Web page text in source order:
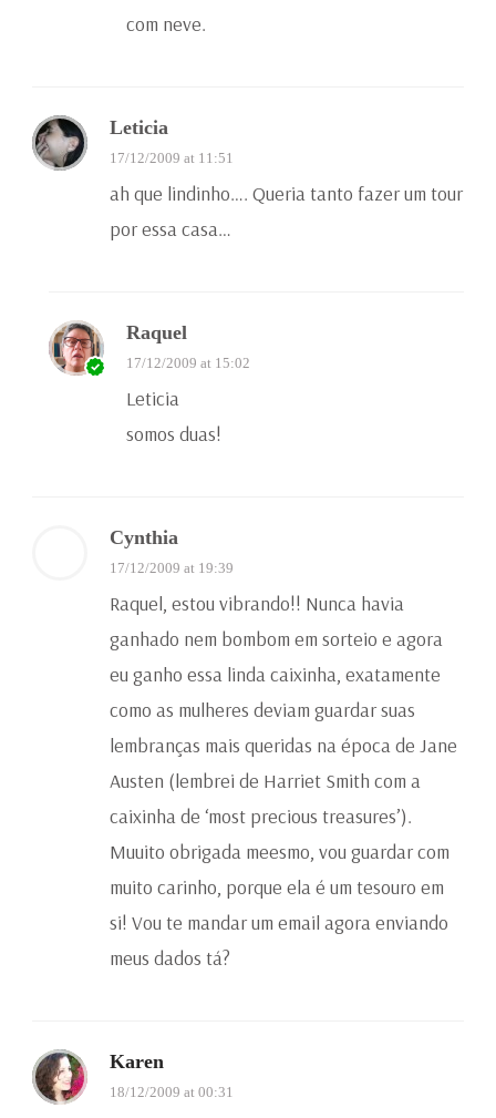
com neve.
Leticia
17/12/2009 at 11:51
ah que lindinho…. Queria tanto fazer um tour
por essa casa…
Raquel
17/12/2009 at 15:02
Leticia
somos duas!
Cynthia
17/12/2009 at 19:39
Raquel, estou vibrando!! Nunca havia
ganhado nem bombom em sorteio e agora
eu ganho essa linda caixinha, exatamente
como as mulheres deviam guardar suas
lembranças mais queridas na época de Jane
Austen (lembrei de Harriet Smith com a
caixinha de ‘most precious treasures’).
Muuito obrigada meesmo, vou guardar com
muito carinho, porque ela é um tesouro em
si! Vou te mandar um email agora enviando
meus dados tá?
Karen
18/12/2009 at 00:31